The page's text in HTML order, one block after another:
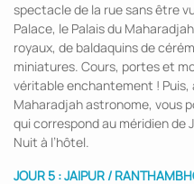
spectacle de la rue sans être
Palace, le Palais du
royaux, de baldaquins de
miniatures. Cours, portes et
véritable enchantement ! Puis,
Maharadjah astronome, vous
qui correspond au méridien de
Nuit à l’hôtel.
JOUR 5 : JAIPUR /